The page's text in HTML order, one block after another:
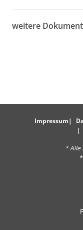
weitere
Impressum
* Alle